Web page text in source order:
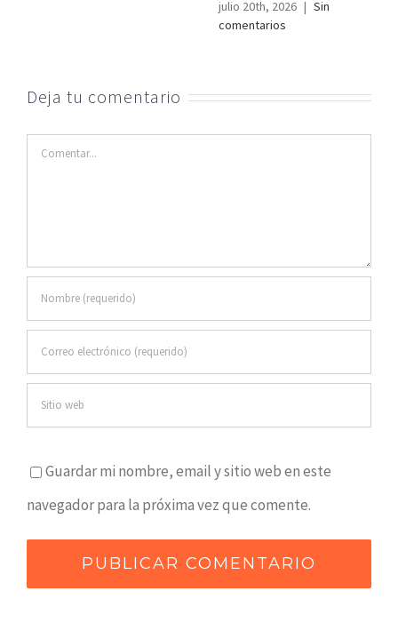
julio 20th, 2026 | Sin
comentarios
Deja tu comentario
Comentar
Guardar mi nombre, email y sitio web en este
navegador para la próxima vez que comente.